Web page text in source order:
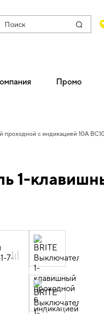
Поиск
Промо
проходной с индикацией 10А
1-